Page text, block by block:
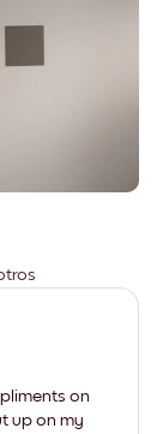
on
up on my